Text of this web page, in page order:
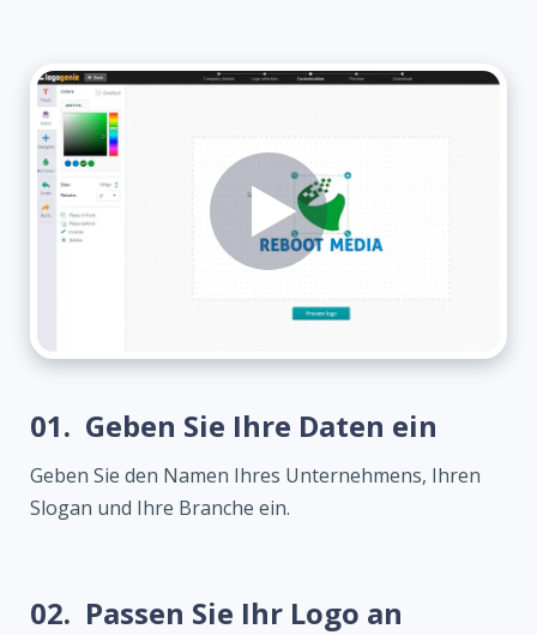
01. Geben Sie Ihre Daten ein
Geben Sie den Namen Ihres Unternehmens, Ihren
Slogan und Ihre Branche ein.
02. Passen Sie Ihr Logo an